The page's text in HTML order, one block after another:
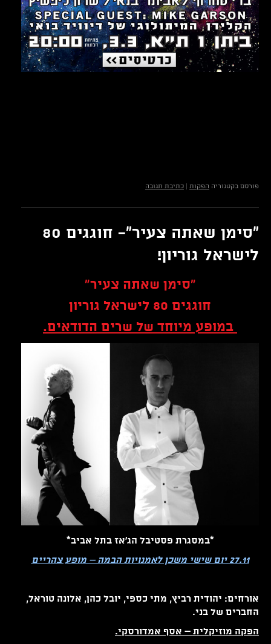
פורסם בקטגוריה הפקות כתיבת תגובה
"סימן שאתה צעיר"- חוגגים 80
לישראל גוריון!
"סימן שאתה צעיר"
חוגגים 80 לישראל גוריון
במופע מיוחד של שרים הדודאים.
*במסגרת פסטיבל הג'אז בתל אביב*
27.11 יום שישי משכן לאמנויות הבמה – מופע צהריים
אורחים: יהודית רביץ, מתי כספי, יובל כהן, אלונה טוראל,
החברים של בני.
הפקה מוזיקלית – אסף אמדורסקי.